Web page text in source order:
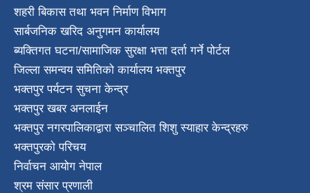
शहरी बिकास तथा भवन निर्माण विभाग
सार्बजनिक खरिद अनुगमन कार्यालय
ब्यक्तिगत घटना/सामाजिक सुरक्षा भत्ता दर्ता गर्ने पोर्टल
जिल्ला समन्वय समितिको कार्यालय भक्तपुर
भक्तपुर पर्यटन सुचना केन्द्र
भक्तपुर खबर अनलाईन
भक्तपुर नगरपालिकाद्वारा सञ्चालित शिशु स्याहार केन्द्रहरु
भक्तपुरकाे परिचय
निर्वाचन आयोग नेपाल
श्रम संसार प्रणाली